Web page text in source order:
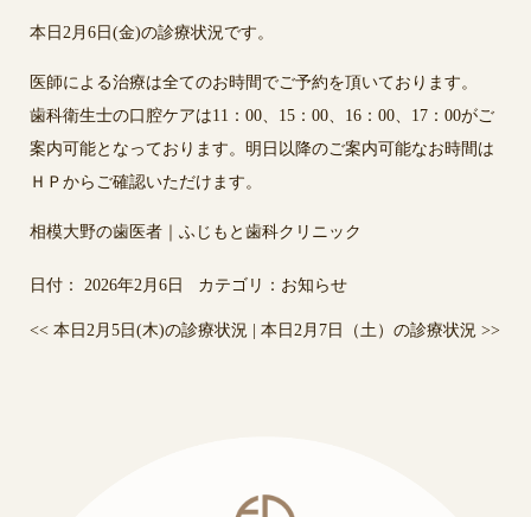
本日2月6日(金)の診療状況です。
医師による治療は全てのお時間でご予約を頂いております。
歯科衛生士の口腔ケアは11：00、15：00、16：00、17：00がご
案内可能となっております。明日以降のご案内可能なお時間は
ＨＰからご確認いただけます。
相模大野の歯医者｜ふじもと歯科クリニック
日付： 2026年2月6日 カテゴリ： お知らせ
<< 本日2月5日(木)の診療状況 本日2月7日（土）の診療状況 >>